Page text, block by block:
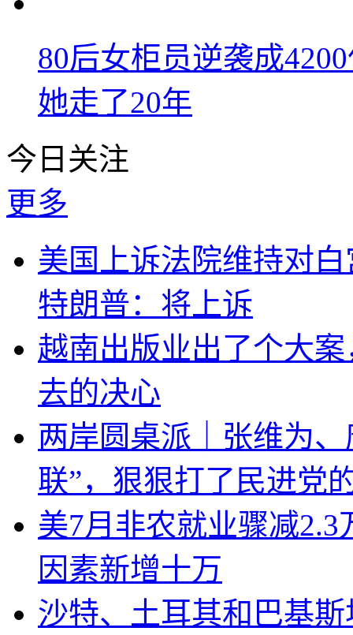
80后女柜员逆袭成
她走了20年
今日关注
更多
美国上诉法院维持对
特朗普：将上诉
越南出版业出了个大
去的决心
两岸圆桌派｜张维为
联”，狠狠打了民进党
美7月非农就业骤减
因素新增十万
沙特、土耳其和巴基